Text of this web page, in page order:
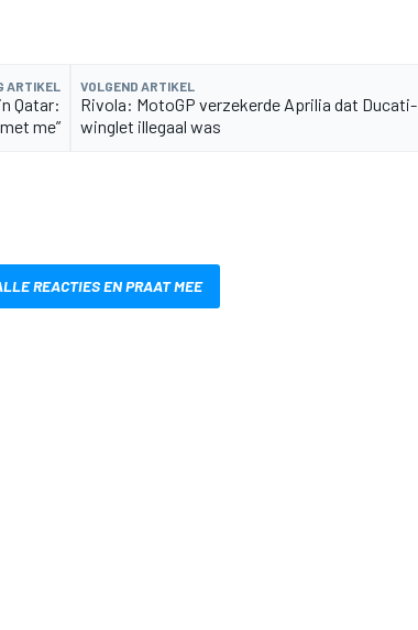
ARTIKEL
Qatar:
me”
VOLGEND ARTIKEL
Rivola: MotoGP verzekerde Aprilia dat Ducati-
winglet illegaal was
REACTIES EN PRAAT MEE